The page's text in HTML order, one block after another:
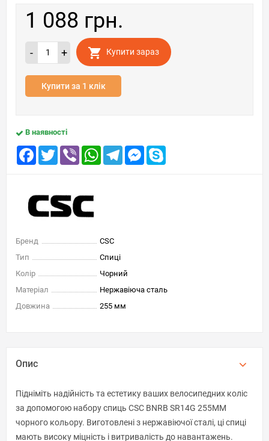
1 088 грн.
- + Купити зараз
Купити за 1 клік
В наявності
Facebook
TwitterViber WhatsAppTelegramMessenger
Бренд
CSC
Тип
Спиці
Колір
Чорний
Матеріал
Нержавіюча сталь
Довжина
255 мм
Опис
Підніміть надійність та естетику ваших велосипедних коліс
за допомогою набору спиць CSC BNRB SR14G 255MM
чорного кольору. Виготовлені з нержавіючої сталі, ці спиці
мають високу міцність і витривалість до навантажень.